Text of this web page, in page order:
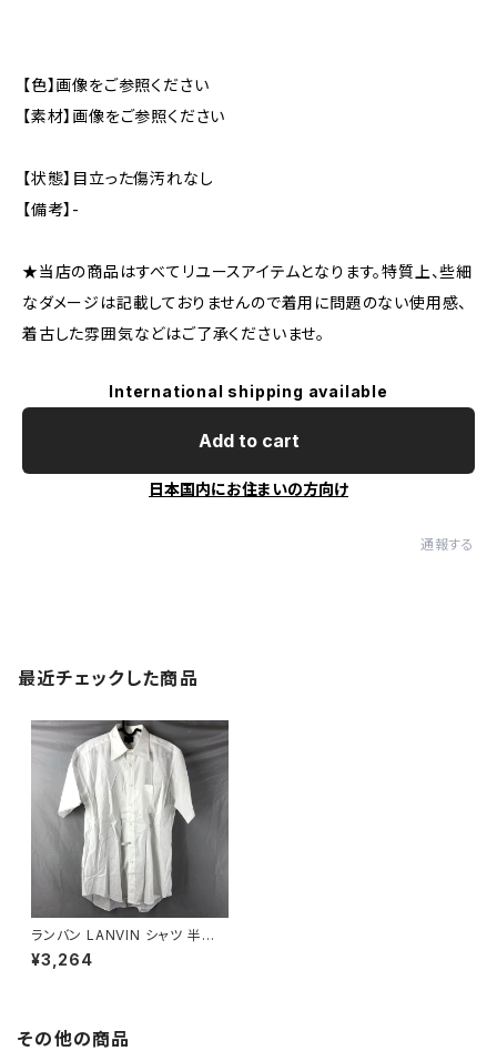
【色】画像をご参照ください
【素材】画像をご参照ください
【状態】目立った傷汚れなし
【備考】-
★当店の商品はすべてリユースアイテムとなります。特質上、些細
なダメージは記載しておりませんので着用に問題のない使用感、
着古した雰囲気などはご了承くださいませ。
International shipping available
Add to cart
日本国内にお住まいの方向け
通報する
最近チェックした商品
ランバン LANVIN シャツ 半袖
ストライプ 白41サイズ 891942
¥3,264
その他の商品